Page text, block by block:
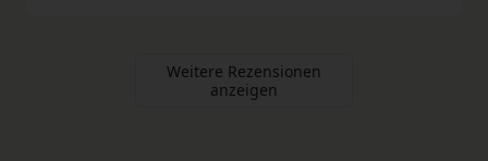
Weitere Rezensionen
anzeigen